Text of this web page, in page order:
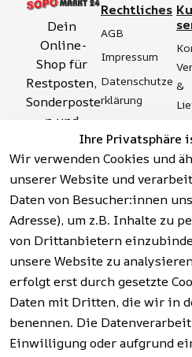
Ihre Privatsphäre
Wir verwenden Cookies und
unserer Website und
Daten von Besucher:innen
Adresse), um z.B. Inhalte zu
von Drittanbietern
unsere Website zu
erfolgt erst durch gesetzte
Daten mit Dritten, die wir in
benennen. Die
Einwilligung oder aufgrund
Dein
Online-
Shop für
Restposten,
Sonderposte
n und
Aktionsartik
el rund um
Werkzeuge,
Garten,
Haushalt
und mehr.
Vertrag
widerrufen
Rechtliches
AGB
Impressum
Datenschutze
rklärung
tserklärung
Widerrufsrech
t
Hinweise zur
Batterieentso
rgung
&
&
t
Facebook |
AGB